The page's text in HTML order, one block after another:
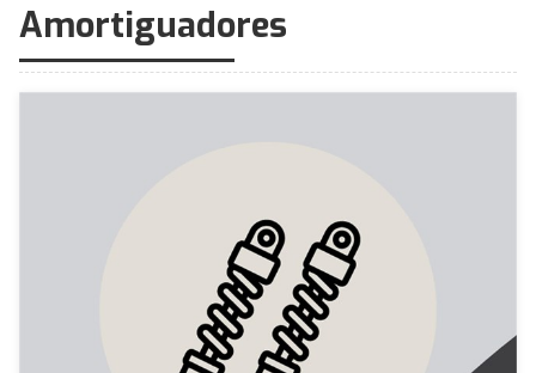
CONTACTO
600 066 161
Amortiguadores